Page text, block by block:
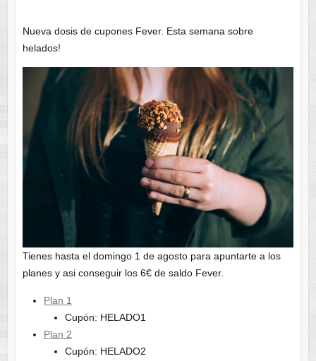
Nueva dosis de cupones Fever. Esta semana sobre
helados!
Tienes hasta el domingo 1 de agosto para apuntarte a los
planes y asi conseguir los 6€ de saldo Fever.
Plan 1
Cupón: HELADO1
Plan 2
Cupón: HELADO2